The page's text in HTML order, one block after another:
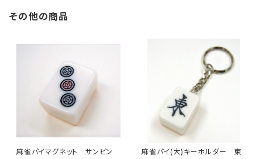
その他の商品
麻雀パイマグネット サンピン 麻雀パイ(大)キーホルダー 東